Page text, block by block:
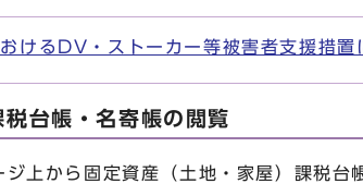
けるDV・ストーカー等被害者支援措置
税台帳・名寄帳の閲覧
上から固定資産（土地・家屋）課税台